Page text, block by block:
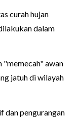
curah hujan
dalam
awan
jatuh di wilayah
dan pengurangan